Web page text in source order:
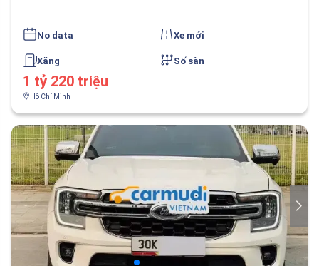
No data Xe mới
Xăng Số sàn
1 tỷ 220 triệu
Hồ Chí Minh